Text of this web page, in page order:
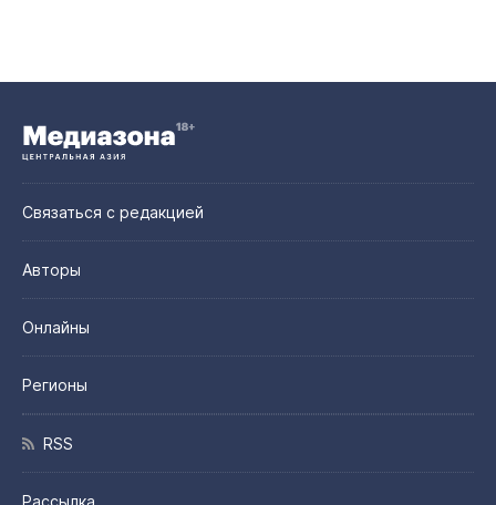
Связаться с редакцией
Авторы
Онлайны
Регионы
RSS
Рассылка